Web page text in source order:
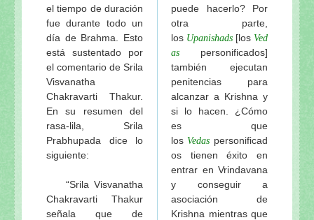
el tiempo de duración
fue durante todo un
día de Brahma. Esto
está sustentado por
el comentario de Srila
Visvanatha
Chakravarti Thakur.
En su resumen del
rasa-lila, Srila
Prabhupada dice lo
siguiente:
“Srila Visvanatha
Chakravarti Thakur
señala que de
puede hacerlo? Por
otra parte,
los Upanishads [los Ved
as personificados]
también ejecutan
penitencias para
alcanzar a Krishna y
si lo hacen. ¿Cómo
es que
los Vedas personificad
os tienen éxito en
entrar en Vrindavana
y conseguir a
asociación de
Krishna mientras que